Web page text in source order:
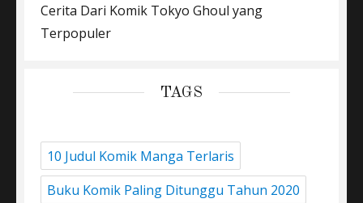
Cerita Dari Komik Tokyo Ghoul yang
Terpopuler
TAGS
10 Judul Komik Manga Terlaris
Buku Komik Paling Ditunggu Tahun 2020